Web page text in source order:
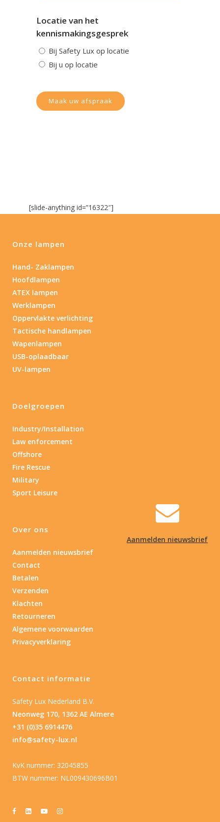
Aanmelden nieuwsbrief
Locatie van het
kennismakingsgesprek
Bij Safety Lux op locatie
Bij u op locatie
[slide-anything id=”16322″]
Onze lampen
Hand- Zaklampen
Hoofdlampen
ATEX lampen
Werklampen
Oppervlakte verlichting
Tactische handlampen
Wapenlampen
USB-oplaadbaar
UV-lampen
Doelgroepen
Industry/Installation
Law enforcement
Offshore
Fire Rescue
Military
Sport Leisure
Over ons
Aanmelden nieuwsbrief
Contact
Betalen
Verzenden
Klachten
Retourneren
Algemene voorwaarden
Privacyverklaring
Contact informatie
Safety Lux Nederland B.V.
Neonweg 170, 1362 AE Almere
+31 (0)35 6914476
info@safety-lux.nl
KvK nummer: 32045855
BTW nummer: NL009430696B01